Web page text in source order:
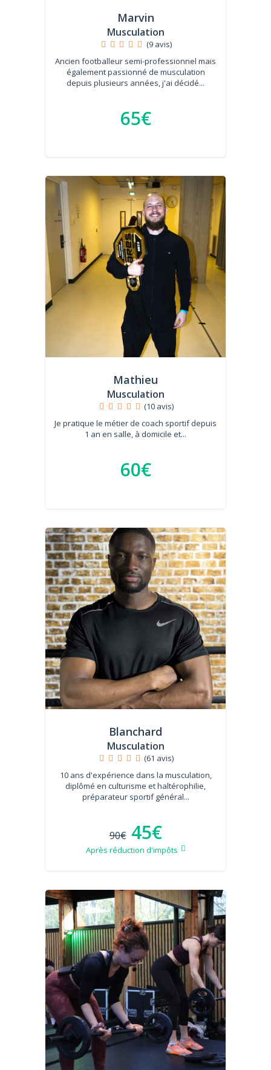
Marvin
Musculation
(9 avis)
Ancien footballeur semi-professionnel mais
également passionné de musculation
depuis plusieurs années, j'ai décidé...
65€
Mathieu
Musculation
(10 avis)
Je pratique le métier de coach sportif depuis
1 an en salle, à domicile et...
60€
Blanchard
Musculation
(61 avis)
10 ans d'expérience dans la musculation,
diplômé en culturisme et haltérophilie,
préparateur sportif général...
90€ 45€
Après réduction d'impôts